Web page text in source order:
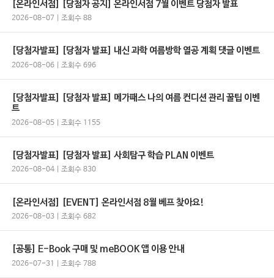
[온라인서점] [당첨자 공지] 온라인서점 7월 이벤트 당첨자 발표
2026-08-07 | 조회수 88
[당첨자발표] [당첨자 발표] 내신 과학 여름방학 열공 계획 댓글 이벤트
2026-08-06 | 조회수 696
[당첨자발표] [당첨자 발표] 메가패스 나의 여름 컨디션 관리 꿀팁 이벤
트
2026-08-05 | 조회수 1155
[당첨자발표] [당첨자 발표] 사회탐구 학습 PLAN 이벤트
2026-08-04 | 조회수 830
[온라인서점] [EVENT] 온라인서점 8월 베프 찾아요!
2026-08-03 | 조회수 682
[공통] E-Book 구매 및 meBOOK 앱 이용 안내
2026-07-31 | 조회수 788